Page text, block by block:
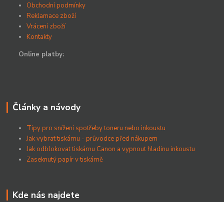
Obchodní podmínky
Reklamace zboží
Vrácení zboží
Kontakty
Online platby:
Články a návody
Tipy pro snížení spotřeby toneru nebo inkoustu
Jak vybrat tiskárnu - průvodce před nákupem
Jak odblokovat tiskárnu Canon a vypnout hladinu inkoustu
Zaseknutý papír v tiskárně
Kde nás najdete